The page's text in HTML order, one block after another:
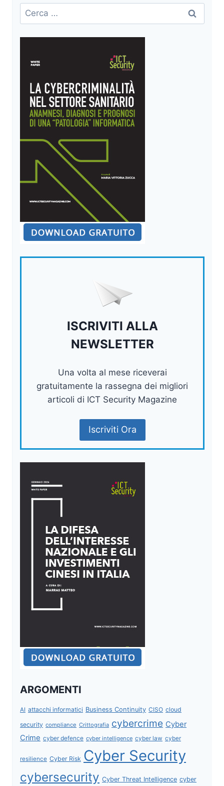
E
DEFENCE
Ricerca
per:
ISCRIVITI ALLA
NEWSLETTER
Una volta al mese riceverai
gratuitamente la rassegna dei migliori
articoli di ICT Security Magazine
Iscriviti Ora
ARGOMENTI
AI attacchi informatici Business Continuity CISO cloud
security compliance Crittografia cybercrime Cyber
Crime cyber defence cyber intelligence cyber law cyber
resilience Cyber Risk Cyber Security
cybersecurity Cyber Threat Intelligence cyber